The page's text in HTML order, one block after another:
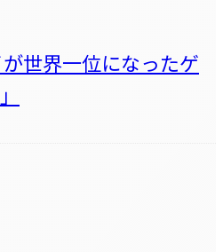
世界一位になったゲ